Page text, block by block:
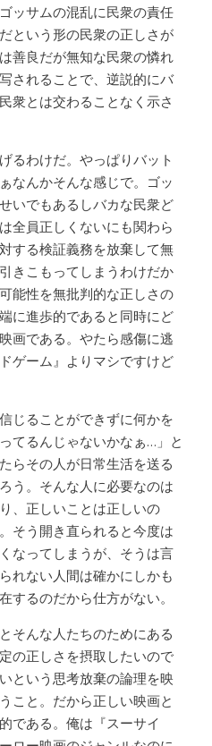
ッサムの混乱に民衆の責任
という形の民衆の正しさが
善良だが無知な民衆の憐れ
されることで、逆説的にバ
衆とは交わることなく示さ
るわけだ。やっぱりバット
なんかそんな感じで。ゴッ
いでもあるしバカな民衆ど
全員正しくないにも関わら
する検証義務を放棄して無
きこもってしまうわけだか
能性を無批判的な正しさの
に進歩的であると同時にど
画である。やたら感傷に逃
ゲーム』よりマシですけど
じることができずに何かを
てるんじゃないかなぁ…」と
らその人が日常生活を送る
う。そんな人に必要なのは
、正しいことは正しいの
そう開き直られると今度は
なってしまうが、そうは言
れない人間は確かにしかも
するのだから仕方がない。
そんな人たちのためにある
の正しさを摂取したいので
という思考放棄の論理を映
こと。だから正しい映画と
である。俺は『スーサイ